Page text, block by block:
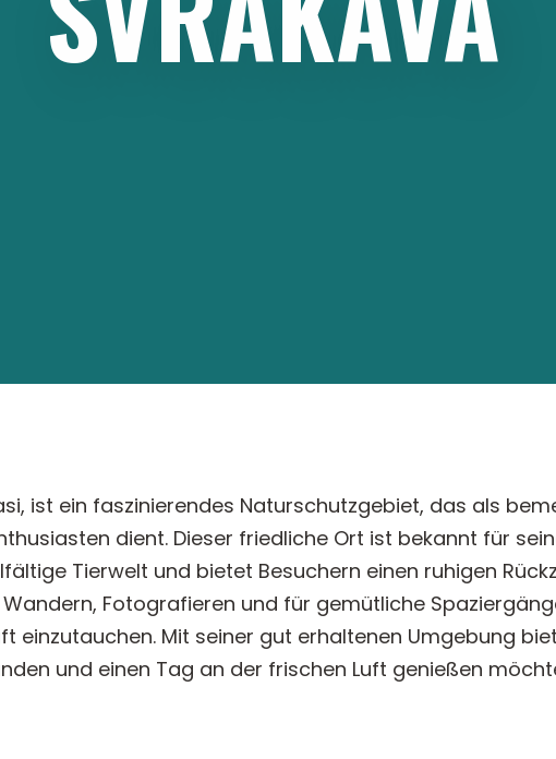
ist ein faszinierendes Naturschutzgebiet, das als
dient. Dieser friedliche Ort ist bekannt für
Tierwelt und bietet Besuchern einen ruhigen
Fotografieren und für gemütliche
einzutauchen. Mit seiner gut erhaltenen Umgebung
und einen Tag an der frischen Luft genießen